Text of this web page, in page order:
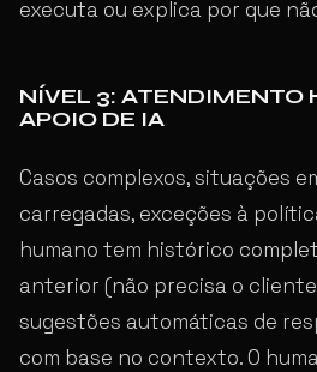
executa ou explica por que
NÍVEL 3: ATENDIMENTO
APOIO DE IA
Casos complexos, situações
carregadas, exceções à
humano tem histórico
anterior (não precisa o
sugestões automáticas de
com base no contexto. O